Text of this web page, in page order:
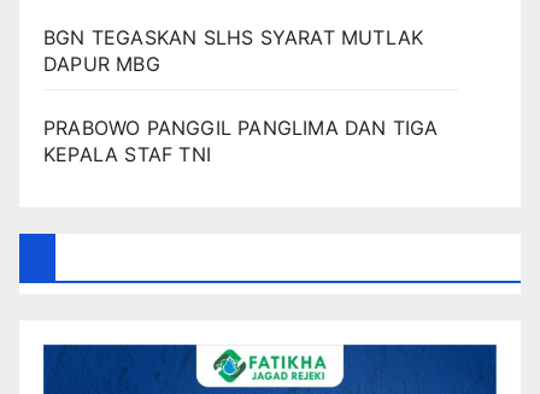
BGN TEGASKAN SLHS SYARAT MUTLAK
DAPUR MBG
PRABOWO PANGGIL PANGLIMA DAN TIGA
KEPALA STAF TNI